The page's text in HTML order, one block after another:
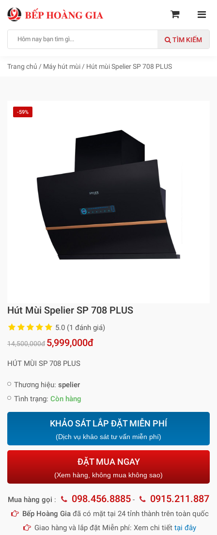
TÌM KIẾM
Trang chủ / Máy hút mùi / Hút mùi Spelier SP 708 PLUS
-59%
Hút Mùi Spelier SP 708 PLUS
5.0 (1 đánh giá)
14,500,000đ 5,999,000đ
HÚT MÙI SP 708 PLUS
Thương hiệu: spelier
Tình trạng: Còn hàng
KHẢO SÁT LẮP ĐẶT MIỄN PHÍ
(Dịch vụ khảo sát tư vấn miễn phí)
ĐẶT MUA NGAY
(Xem hàng, không mua không sao)
Mua hàng gọi : 098.456.8885 - 0915.211.887
Bếp Hoàng Giađã có mặt tại 24 tỉnh thành trên toàn quốc
Giao hàng và lắp đặt Miễn phí: Xem chi tiết tại đây